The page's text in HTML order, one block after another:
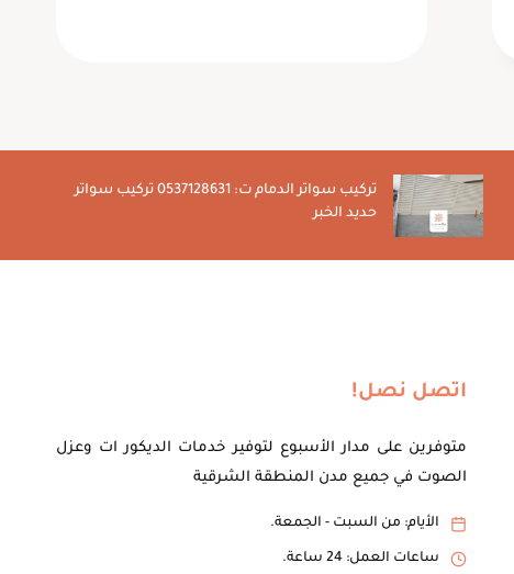
تركيب سواتر الدمام ت: 0537128631 تركيب سواتر
حديد الخبر
اتصل نصل!
متوفرين على مدار الأسبوع لتوفير خدمات الديكور ات وعزل
الصوت في جميع مدن المنطقة الشرقية
الأيام: من السبت - الجمعة.
ساعات العمل: 24 ساعة.